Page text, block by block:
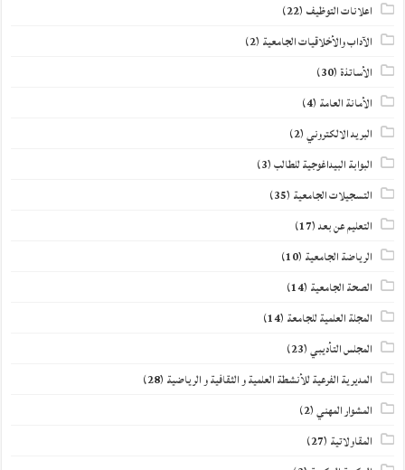
اعلانات التوظيف (22)
الآداب والأخلاقيات الجامعية (2)
الأساتذة(30)
الأمانة العامة (4)
البريد الالكتروني(2)
البوابة البيداغوجية للطالب(3)
التسجيلات الجامعية (35)
التعليم عن بعد(17)
الرياضة الجامعية (10)
الصحة الجامعية (14)
المجلة العلمية للجامعة (14)
المجلس التأديبي(23)
المديرية الفرعية للأنشطة العلمية و الثقافية و الرياضية (28)
المشوار المهني(2)
المقاولاتية (27)